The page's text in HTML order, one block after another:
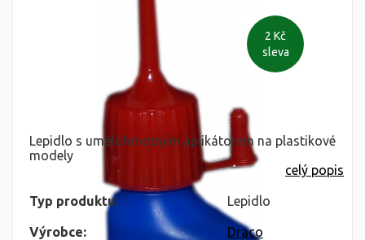
2 Kč
sleva
Lepidlo s umělohmotným aplikátorem na plastikové
modely
celý popis
Typ produktu: Lepidlo
Výrobce: Draco